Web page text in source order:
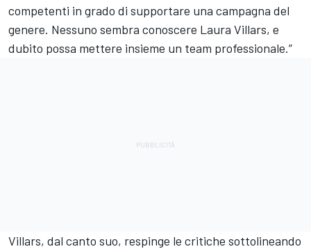
competenti in grado di supportare una campagna del
genere. Nessuno sembra conoscere Laura Villars, e
dubito possa mettere insieme un team professionale.”
Villars, dal canto suo, respinge le critiche sottolineando